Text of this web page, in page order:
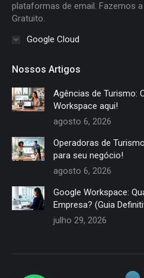
plataformas de email. Fazemos
Gratuito.
Google Cloud
Nossos Artigos
Agências de Turismo:
Workspace aqui!
agosto 6, 2026
Operadoras de
para seu negócio!
agosto 6, 2026
Google Workspace:
Empresa? (Guia
julho 29, 2026